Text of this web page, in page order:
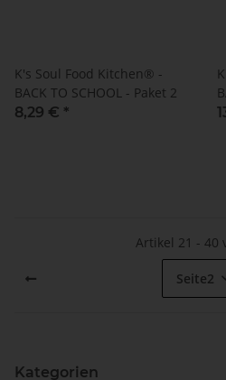
K's Soul Food Kitchen® -
BACK TO SCHOOL - Paket 2
8,29 € *
Artikel 21 - 40
Seite2
Kategorien